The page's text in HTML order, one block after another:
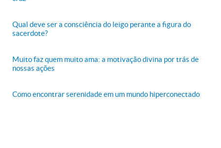
Qual deve ser a consciência do leigo perante a figura do
sacerdote?
Muito faz quem muito ama: a motivação divina por trás de
nossas ações
Como encontrar serenidade em um mundo hiperconectado